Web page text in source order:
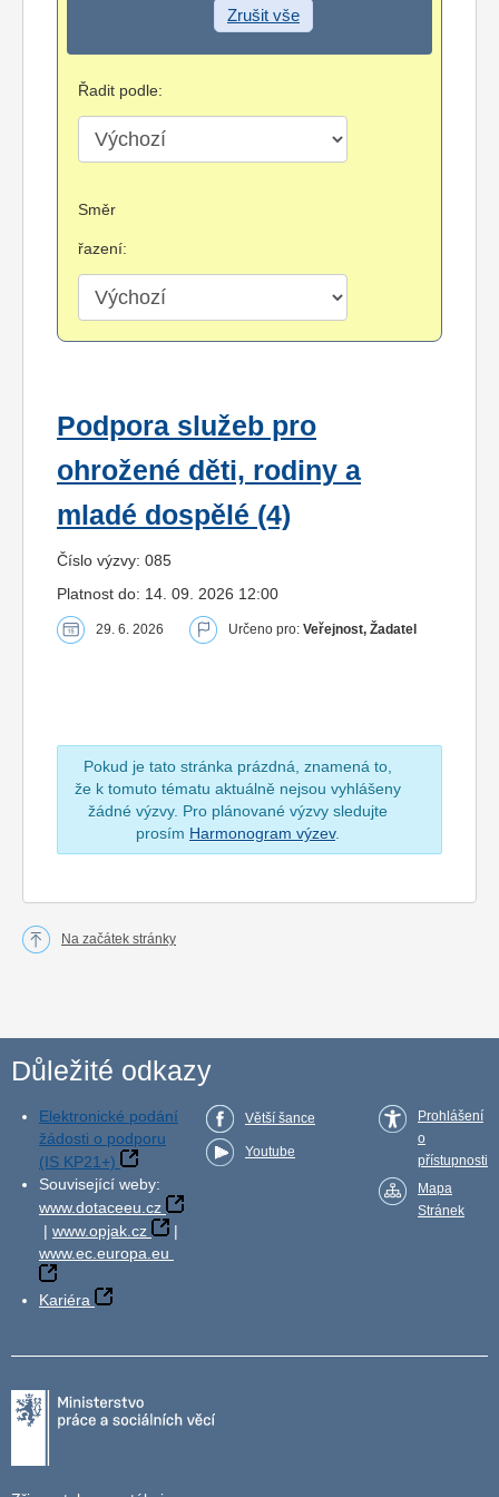
Zrušit vše
Řadit podle:
Směr
řazení:
Podpora služeb pro
ohrožené děti, rodiny a
mladé dospělé (4)
Číslo výzvy: 085
Platnost do: 14. 09. 2026 12:00
29. 6. 2026 Určeno pro: Veřejnost, Žadatel
Pokud je tato stránka prázdná, znamená to,
že k tomuto tématu aktuálně nejsou vyhlášeny
žádné výzvy. Pro plánované výzvy sledujte
prosím Harmonogram výzev.
Na začátek stránky
Důležité odkazy
Elektronické podání
žádosti o podporu
(IS KP21+)
Související weby:
www.dotaceeu.cz
| www.opjak.cz
|
www.ec.europa.eu
Kariéra
Větší šance
Youtube
Prohlášení
o
přístupnosti
Mapa
Stránek